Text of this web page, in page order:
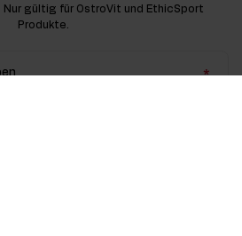
Nur gültig für OstroVit und EthicSport
Produkte.